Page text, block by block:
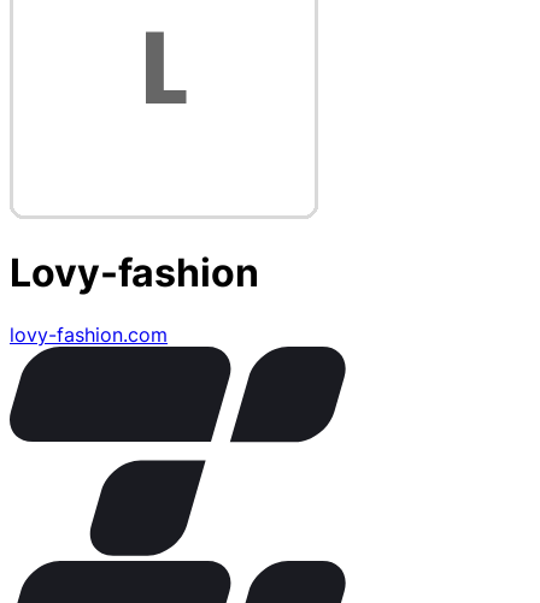
Lovy-fashion
lovy-fashion.com